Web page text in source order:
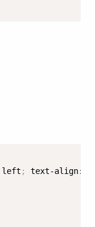
left ; text-align: